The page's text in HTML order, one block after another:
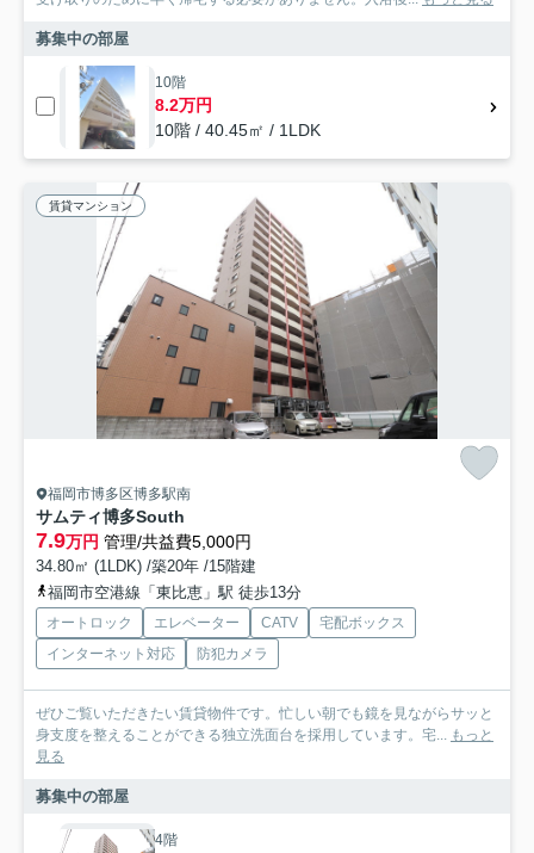
募集中の部屋
10階
8.2万円
10階 / 40.45㎡ / 1LDK
賃貸マンション
福岡市博多区博多駅南
サムティ博多South
7.9万円 管理/共益費5,000円
34.80㎡ (1LDK) /築20年 /15階建
福岡市空港線「東比恵」駅 徒歩13分
オートロック エレベーター CATV
宅配ボックス
インターネット対応
防犯カメラ
ぜひご覧いただきたい賃貸物件です。忙しい朝でも鏡を見ながらサッと
身支度を整えることができる独立洗面台を採用しています。宅...
もっと
見る
募集中の部屋
4階